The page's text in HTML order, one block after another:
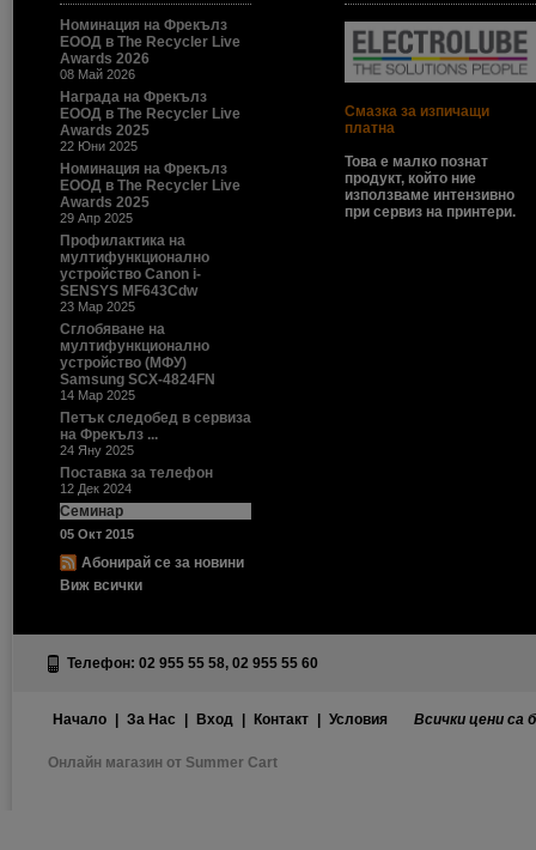
Номинация на Фрекълз
ЕООД в The Recycler Live
Awards 2026
08 Май 2026
Награда на Фрекълз
ЕООД в The Recycler Live
Awards 2025
22 Юни 2025
Номинация на Фрекълз
ЕООД в The Recycler Live
Awards 2025
29 Апр 2025
Профилактика на
мултифункционално
устройство Canon i-
SENSYS MF643Cdw
23 Мар 2025
Сглобяване на
мултифункционално
устройство (МФУ)
Samsung SCX-4824FN
14 Мар 2025
Петък следобед в сервиза
на Фрекълз ...
24 Яну 2025
Поставка за телефон
12 Дек 2024
Семинар
05 Окт 2015
Абонирай се за новини
Виж всички
Смазка за изпичащи
платна
Това е малко познат
продукт, който ние
използваме интензивно
при сервиз на принтери.
Телефон: 02 955 55 58, 02 955 55 60
Начало За Нас Вход Контакт Условия Всички цени са
Онлайн магазин от Summer Cart